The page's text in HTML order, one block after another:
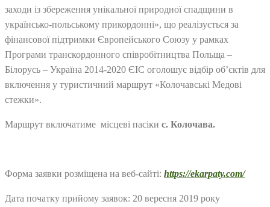
заходи із збереження унікальної природної спадщини в
українсько-польському прикордонні», що реалізується за
фінансової підтримки Європейського Союзу у рамках
Програми транскордонного співробітництва Польща –
Білорусь – Україна 2014-2020 ЄІС оголошує відбір об’єктів для
включення у туристичний маршрут «Колочавські Медові
стежки».
Маршрут включатиме місцеві пасіки с. Колочава.
Форма заявки розміщена на веб-сайті: https://ekarpaty.com/
Дата початку прийому заявок: 20 вересня 2019 року